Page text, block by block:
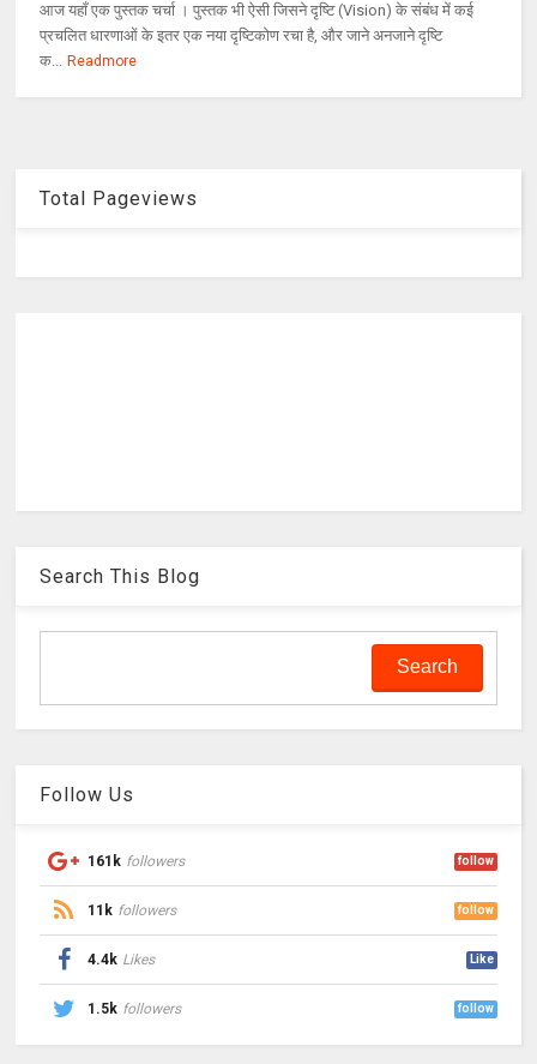
आज यहाँ एक पुस्तक चर्चा । पुस्तक भी ऐसी जिसने दृष्टि (Vision) के संबंध में कई
प्रचलित धारणाओं के इतर एक नया दृष्टिकोण रचा है, और जाने अनजाने दृष्टि
क... Readmore
Total Pageviews
Search This Blog
Follow Us
161k followers follow
11k followers follow
4.4k Likes Like
1.5k followers follow